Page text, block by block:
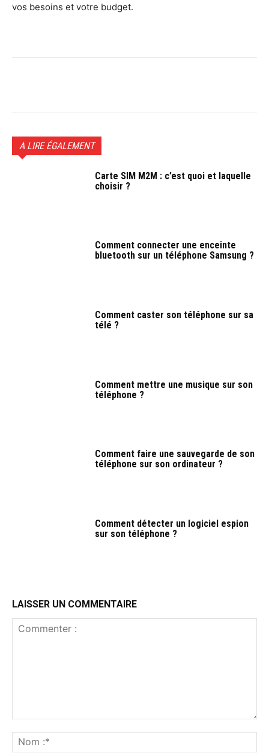
vos besoins et votre budget.
A LIRE ÉGALEMENT
Carte SIM M2M : c’est quoi et laquelle
choisir ?
Comment connecter une enceinte
bluetooth sur un téléphone Samsung ?
Comment caster son téléphone sur sa
télé ?
Comment mettre une musique sur son
téléphone ?
Comment faire une sauvegarde de son
téléphone sur son ordinateur ?
Comment détecter un logiciel espion
sur son téléphone ?
LAISSER UN COMMENTAIRE
:*